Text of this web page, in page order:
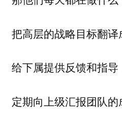
把高层的战略目标翻
给下属提供反馈和指
定期向上级汇报团队